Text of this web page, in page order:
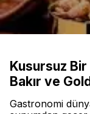
Kusursuz
Bakır ve
Gastronomi